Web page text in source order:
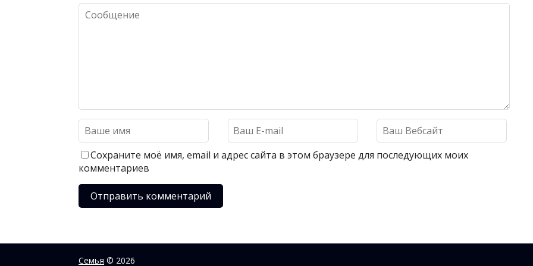
Сохраните моё имя, email и адрес сайта в этом браузере для последующих моих
комментариев
Семья © 2026